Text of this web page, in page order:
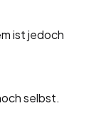
ist jedoch
selbst.